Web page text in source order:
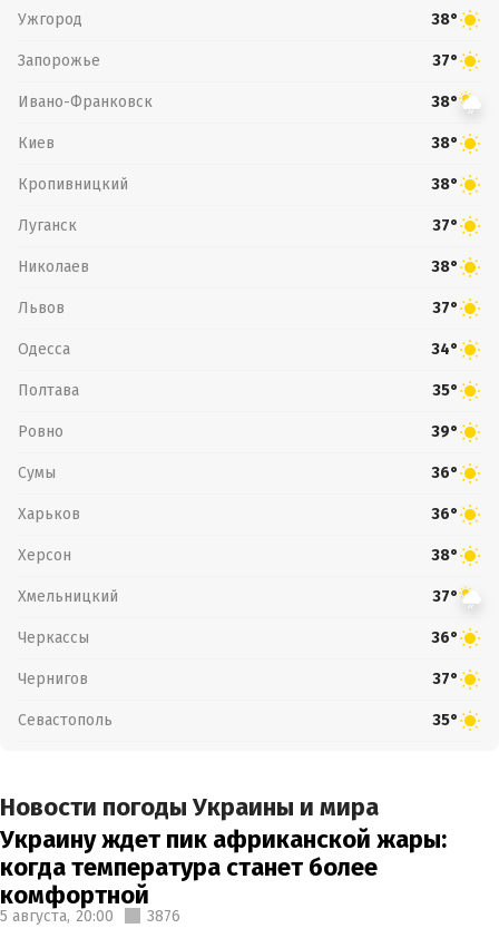
Ужгород 38°
Запорожье 37°
Ивано-Франковск 38°
Киев 38°
Кропивницкий 38°
Луганск 37°
Николаев 38°
Львов 37°
Одесса 34°
Полтава 35°
Ровно 39°
Сумы 36°
Харьков 36°
Херсон 38°
Хмельницкий 37°
Черкассы 36°
Чернигов 37°
Севастополь 35°
Новости погоды Украины и мира
Украину ждет пик африканской жары:
когда температура станет более
комфортной
5 августа, 20:00 3876